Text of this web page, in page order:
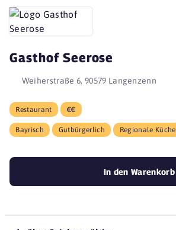
Gasthof Seerose
Weiherstraße 6, 90579 Langenzenn
Restaurant €€
Bayrisch Gutbürgerlich Regionale Küche
In den Warenkorb